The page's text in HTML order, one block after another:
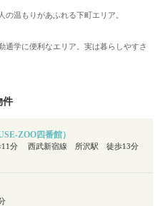
温もりがあふれる下町エリア。
通学に便利なエリア。実は暮らしやすさ
件
ZOO四番館）
11分 西武新宿線 所沢駅 徒歩13分